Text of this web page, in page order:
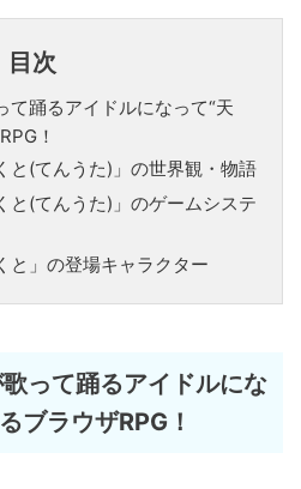
目次
て踊るアイドルになって“天
！
と(てんうた)」の世界観・物語
と(てんうた)」のゲームシステ
と」の登場キャラクター
って踊るアイドルにな
ブラウザRPG！